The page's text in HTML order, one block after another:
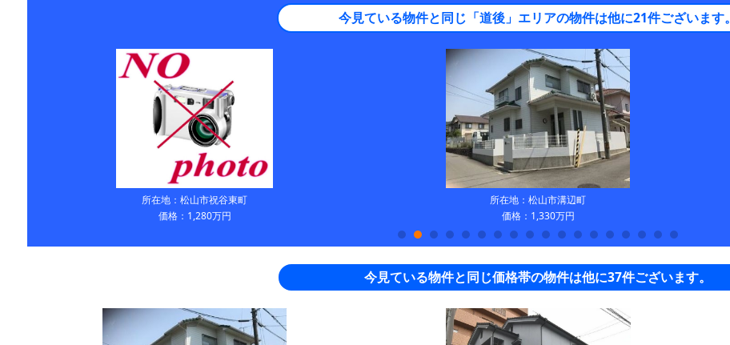
今見ている物件と同じ「道後」エリアの物件は他に21件ございます。
所在地：松山市祝谷東町
価格：1,280万円
所在地：松山市溝辺町
価格：1,330万円
今見ている物件と同じ価格帯の物件は他に37件ございます。